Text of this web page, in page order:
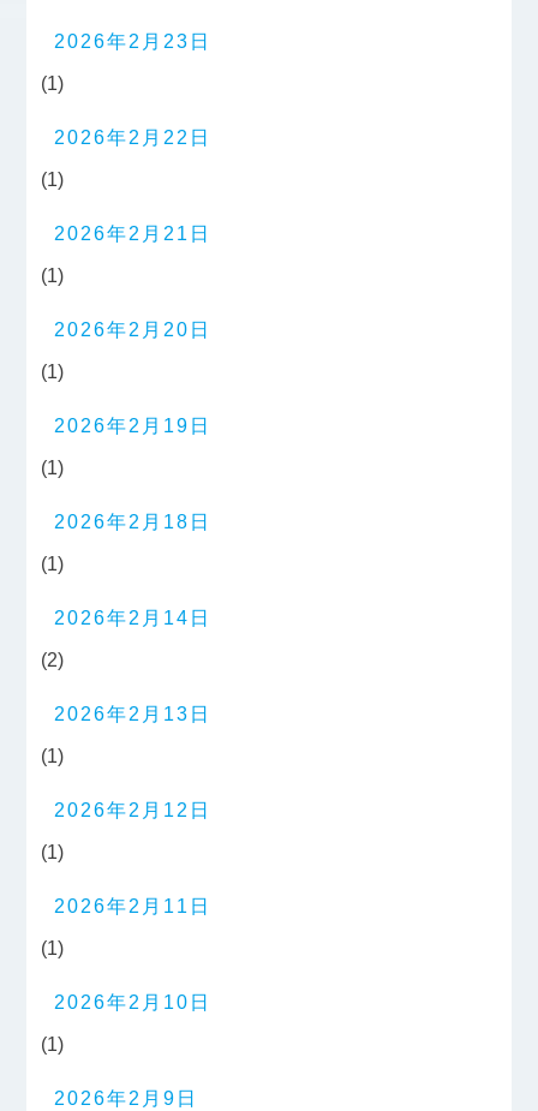
2026年2月23日
(1)
2026年2月22日
(1)
2026年2月21日
(1)
2026年2月20日
(1)
2026年2月19日
(1)
2026年2月18日
(1)
2026年2月14日
(2)
2026年2月13日
(1)
2026年2月12日
(1)
2026年2月11日
(1)
2026年2月10日
(1)
2026年2月9日